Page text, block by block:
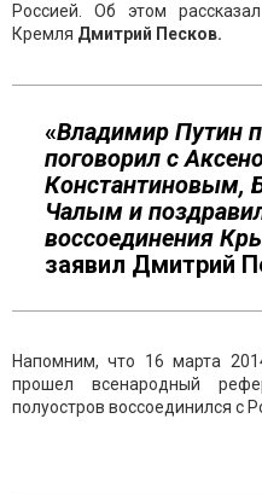
Россией. Об этом
Кремля Дмитрий Песков.
«Владимир Путин
поговорил с
Константиновым,
Чалым и
воссоединения
заявил Дмитрий
Напомним, что 16 марта
прошел всенародный
полуостров воссоединился с